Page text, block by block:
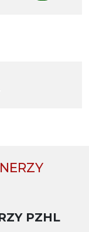
PZHL